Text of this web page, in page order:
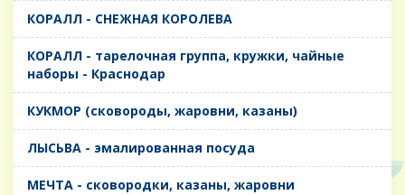
КОРАЛЛ - СНЕЖНАЯ КОРОЛЕВА
КОРАЛЛ - тарелочная группа, кружки, чайные
наборы - Краснодар
КУКМОР (сковороды, жаровни, казаны)
ЛЫСЬВА - эмалированная посуда
МЕЧТА - сковородки, казаны, жаровни